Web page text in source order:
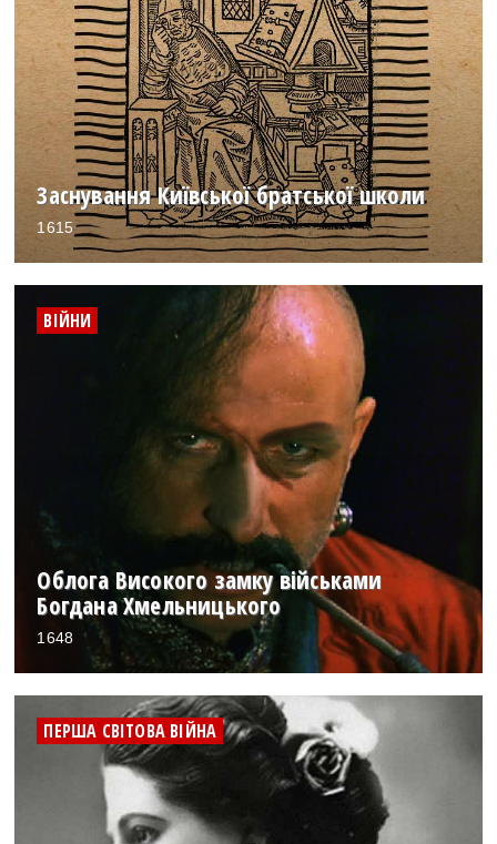
Заснування Київської братської школи
1615
ВІЙНИ
Облога Високого замку військами
Богдана Хмельницького
1648
ПЕРША СВІТОВА ВІЙНА